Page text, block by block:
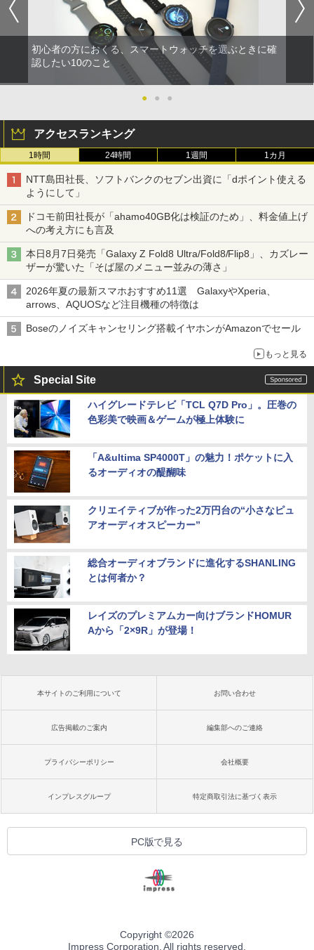
初心者の方におくる、スマートウォッチを選ぶときに確
認したい10のこと
● ● ●
アクセスランキング
1時間 24時間 1週間 1カ月
NTT島田社長、ソフトバンクのセブン出資に「dポイント使える
ようにして」
ドコモ前田社長が「ahamo40GB化は検証のため」、料金値上げ
への考え方にも言及
本日8月7日発売「Galaxy Z Fold8 Ultra/Fold8/Flip8」、カズレー
ザーが驚いた「そば屋のメニュー並みの薄さ」
2026年夏の最新スマホおすすめ11選 GalaxyやXperia、
arrows、AQUOSなど注目機種の特徴は
Boseのノイズキャンセリング搭載イヤホンがAmazonでセール
もっと見る
Special Site
ハイグレードテレビ「TCL Q7D Pro」。圧巻の
色彩美で映画＆ゲームが極上体験に
「A&ultima SP4000T」の魅力！ポケットに入
るオーディオの醍醐味
クリエイティブが作った2万円台の“小さなピュ
アオーディオスピーカー”
総合オーディオブランドに進化するSHANLING
とは何者か？
レイズのプレミアムカー向けブランドHOMUR
Aから「2×9R」が登場！
本サイトのご利用について お問い合わせ
広告掲載のご案内 編集部へのご連絡
プライバシーポリシー 会社概要
インプレスグループ 特定商取引法に基づく表示
PC版で見る
Copyright ©2026
Impress Corporation. All rights reserved.